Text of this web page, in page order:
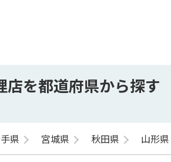
店を都道府県から探す
県 宮城県 秋田県 山形県